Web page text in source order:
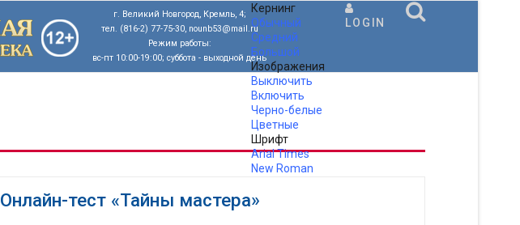
г. Великий Новгород, Кремль, 4;
тел. (816-2) 77-75-30, nounb53@mail.ru
Режим работы:
вс-пт 10:00-19:00; суббота - выходной день
Кернинг
Обычный
Средний
Большой
Изображения
Выключить
Включить
Черно-белые
Цветные
Шрифт
ArialTimes
New Roman
LOGIN
Онлайн-тест «Тайны мастера»